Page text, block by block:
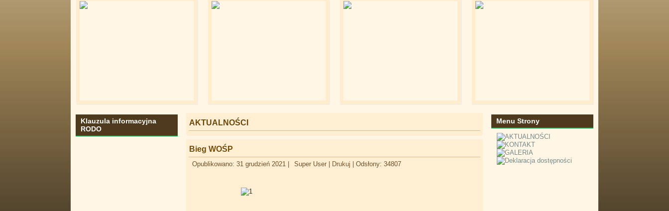
Klauzula informacyjna
RODO
AKTUALNOŚCI
Bieg WOŚP
Opublikowano: 31 grudzień 2021 Super User Drukuj Odsłony: 34807
Menu Strony